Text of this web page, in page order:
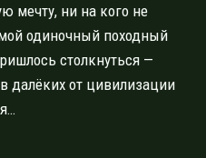
мечту, ни на кого не
одиночный походный
столкнуться —
далёких от цивилизации